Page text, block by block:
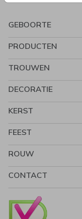
GEBOORTE
PRODUCTEN
TROUWEN
DECORATIE
KERST
FEEST
ROUW
CONTACT